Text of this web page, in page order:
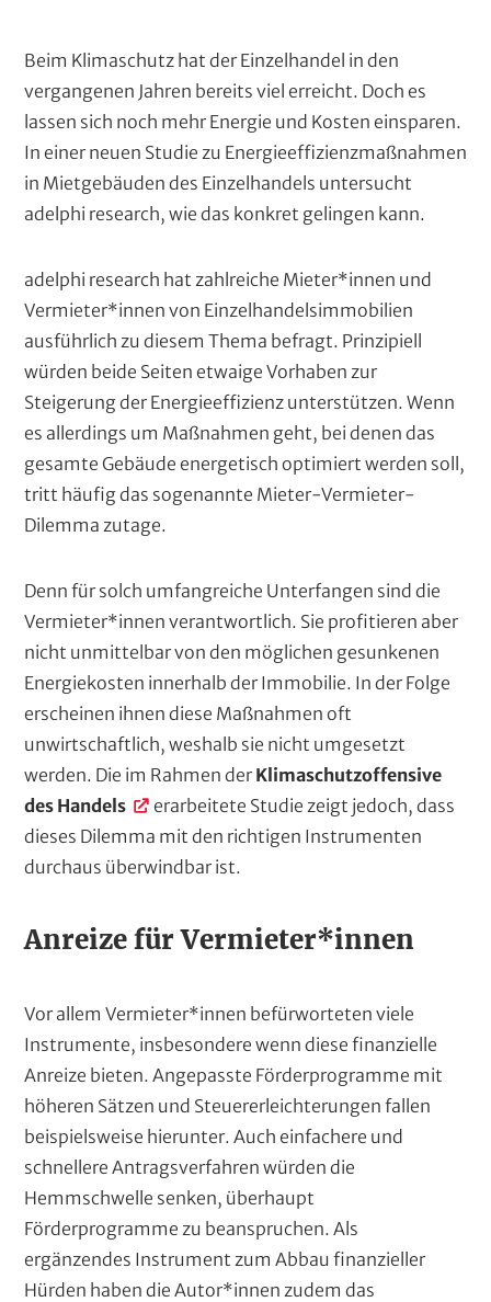
e
r
(
o
m
p
e
d
N
a
c
h
r
i
h
t
e
n
t
e
x
t
Beim Klimaschutz hat der Einzelhandel in den
vergangenen Jahren bereits viel erreicht. Doch es
lassen sich noch mehr Energie und Kosten einsparen.
In einer neuen Studie zu Energieeffizienzmaßnahmen
in Mietgebäuden des Einzelhandels untersucht
adelphi research, wie das konkret gelingen kann.
adelphi research hat zahlreiche Mieter*innen und
Vermieter*innen von Einzelhandelsimmobilien
ausführlich zu diesem Thema befragt. Prinzipiell
würden beide Seiten etwaige Vorhaben zur
Steigerung der Energieeffizienz unterstützen. Wenn
es allerdings um Maßnahmen geht, bei denen das
gesamte Gebäude energetisch optimiert werden soll,
tritt häufig das sogenannte Mieter-Vermieter-
Dilemma zutage.
Denn für solch umfangreiche Unterfangen sind die
Vermieter*innen verantwortlich. Sie profitieren aber
nicht unmittelbar von den möglichen gesunkenen
Energiekosten innerhalb der Immobilie. In der Folge
erscheinen ihnen diese Maßnahmen oft
unwirtschaftlich, weshalb sie nicht umgesetzt
werden. Die im Rahmen derKlimaschutzoffensive
des Handels
erarbeitete Studie zeigt jedoch, dass
dieses Dilemma mit den richtigen Instrumenten
durchaus überwindbar ist.
Anreize für Vermieter*innen
Vor allem Vermieter*innen befürworteten viele
Instrumente, insbesondere wenn diese finanzielle
Anreize bieten. Angepasste Förderprogramme mit
höheren Sätzen und Steuererleichterungen fallen
beispielsweise hierunter. Auch einfachere und
schnellere Antragsverfahren würden die
Hemmschwelle senken, überhaupt
Förderprogramme zu beanspruchen. Als
ergänzendes Instrument zum Abbau finanzieller
Hürden haben die Autor*innen zudem das